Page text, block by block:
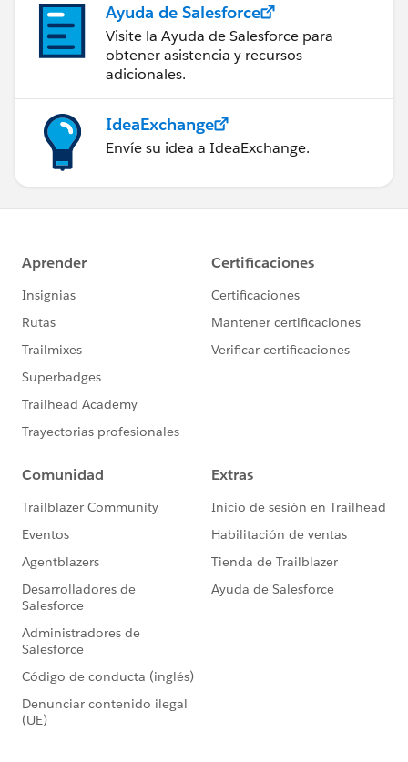
Ayuda de Salesforce
Visite la Ayuda de Salesforce para
obtener asistencia y recursos
adicionales.
IdeaExchange
Envíe su idea a IdeaExchange.